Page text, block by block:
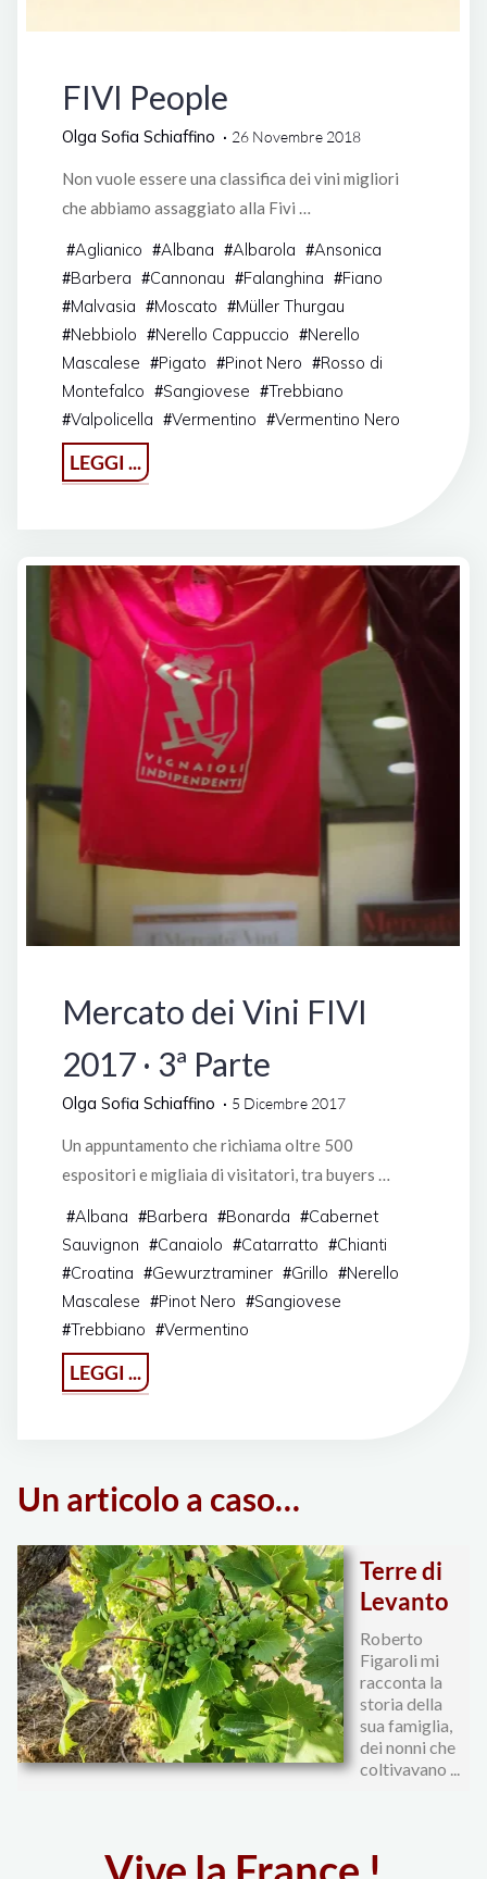
FIVI People
Olga Sofia Schiaffino 26 Novembre 2018
Non vuole essere una classifica dei vini migliori
che abbiamo assaggiato alla Fivi …
#Aglianico #Albana #Albarola #Ansonica
#Barbera #Cannonau #Falanghina #Fiano
#Malvasia #Moscato #Müller Thurgau
#Nebbiolo #Nerello Cappuccio #Nerello
Mascalese #Pigato #Pinot Nero #Rosso di
Montefalco #Sangiovese #Trebbiano
#Valpolicella #Vermentino #Vermentino Nero
LEGGI ...
People"
Mercato dei Vini FIVI
2017 · 3ª Parte
Olga Sofia Schiaffino 5 Dicembre 2017
Un appuntamento che richiama oltre 500
espositori e migliaia di visitatori, tra buyers …
#Albana #Barbera #Bonarda #Cabernet
Sauvignon #Canaiolo #Catarratto #Chianti
#Croatina #Gewurztraminer #Grillo #Nerello
Mascalese #Pinot Nero #Sangiovese
#Trebbiano #Vermentino
LEGGI ...
dei
2017
3ª
Parte"
Un articolo a caso…
Terre di
Levanto
Roberto
Figaroli mi
racconta la
storia della
sua famiglia,
dei nonni che
coltivavano ...